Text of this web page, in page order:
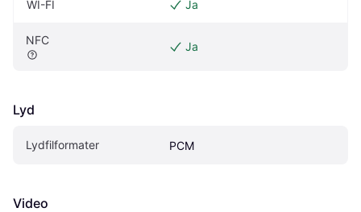
WI-FI Ja
NFC Ja
Lyd
Lydfilformater PCM
Video